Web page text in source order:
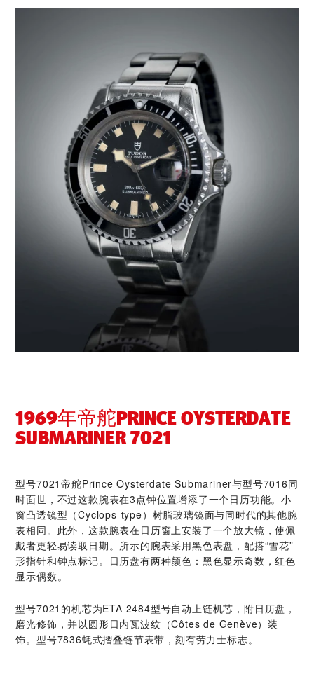
1969年帝舵PRINCE OYSTERDATE
SUBMARINER 7021
型号7021帝舵Prince Oysterdate Submariner与型号7016同
时面世，不过这款腕表在3点钟位置增添了一个日历功能。小
窗凸透镜型（Cyclops-type）树脂玻璃镜面与同时代的其他腕
表相同。此外，这款腕表在日历窗上安装了一个放大镜，使佩
戴者更轻易读取日期。所示的腕表采用黑色表盘，配搭“雪花”
形指针和钟点标记。日历盘有两种颜色：黑色显示奇数，红色
显示偶数。
型号7021的机芯为ETA 2484型号自动上链机芯，附日历盘，
磨光修饰，并以圆形日内瓦波纹（Côtes de Genève）装
饰。型号7836蚝式摺叠链节表带，刻有劳力士标志。